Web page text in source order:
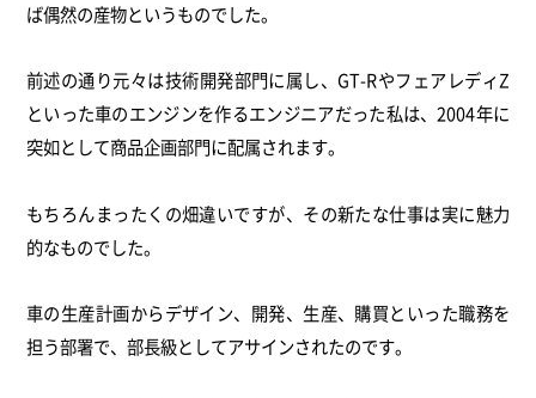
ば偶然の産物というものでした。
前述の通り元々は技術開発部門に属し、GT-RやフェアレディZ
といった車のエンジンを作るエンジニアだった私は、2004年に
突如として商品企画部門に配属されます。
もちろんまったくの畑違いですが、その新たな仕事は実に魅力
的なものでした。
車の生産計画からデザイン、開発、生産、購買といった職務を
担う部署で、部長級としてアサインされたのです。